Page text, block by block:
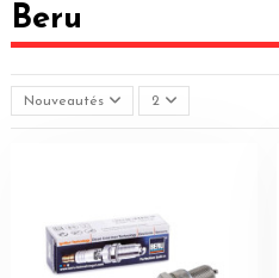
Beru
Nouveautés 2